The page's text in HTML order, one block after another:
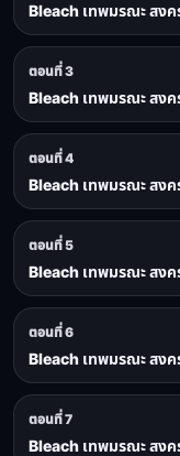
Bleach เทพมรณะ สง
ตอนที่ 3
Bleach เทพมรณะ สง
ตอนที่ 4
Bleach เทพมรณะ สง
ตอนที่ 5
Bleach เทพมรณะ สง
ตอนที่ 6
Bleach เทพมรณะ สง
ตอนที่ 7
Bleach เทพมรณะ สง